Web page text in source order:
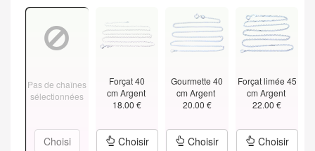
Pas de chaînes
sélectionnées
Choisi
Forçat 40
cm Argent
18.00 €
Choisir
Gourmette 40
cm Argent
20.00 €
Choisir
Forçat limée 45
cm Argent
22.00 €
Choisir